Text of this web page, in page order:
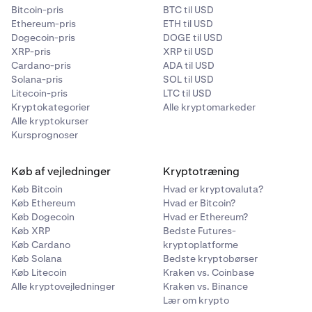
Bitcoin-pris
Ethereum-pris
Dogecoin-pris
XRP-pris
Cardano-pris
Solana-pris
Litecoin-pris
Kryptokategorier
Alle kryptokurser
Kursprognoser
BTC til USD
ETH til USD
DOGE til USD
XRP til USD
ADA til USD
SOL til USD
LTC til USD
Alle kryptomarkeder
Køb af vejledninger
Køb Bitcoin
Køb Ethereum
Køb Dogecoin
Køb XRP
Køb Cardano
Køb Solana
Køb Litecoin
Alle kryptovejledninger
Kryptotræning
Hvad er kryptovaluta?
Hvad er Bitcoin?
Hvad er Ethereum?
Bedste Futures-
kryptoplatforme
Bedste kryptobørser
Kraken vs. Coinbase
Kraken vs. Binance
Lær om krypto